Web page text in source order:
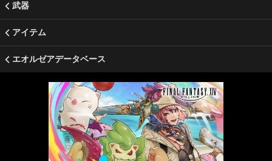
武器
アイテム
エオルゼアデータベース